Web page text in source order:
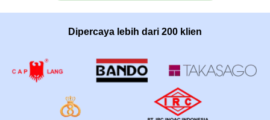
Dipercaya lebih dari 200 klien